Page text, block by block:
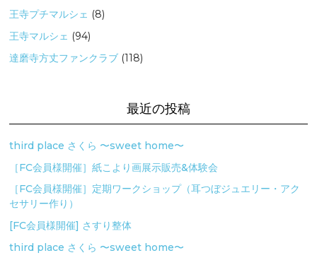
王寺プチマルシェ (8)
王寺マルシェ (94)
達磨寺方丈ファンクラブ (118)
最近の投稿
third place さくら 〜sweet home〜
［FC会員様開催］紙こより画展示販売&体験会
［FC会員様開催］定期ワークショップ（耳つぼジュエリー・アク
セサリー作り）
[FC会員様開催] さすり整体
third place さくら 〜sweet home〜